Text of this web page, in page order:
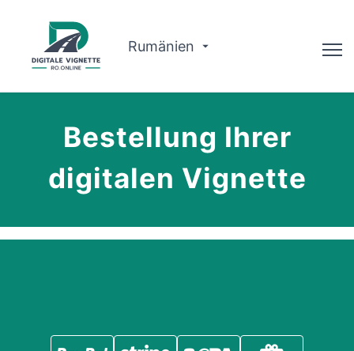
Rumänien
Warum wir?
Routenplaner
Bestellung Ihrer
digitalen Vignette